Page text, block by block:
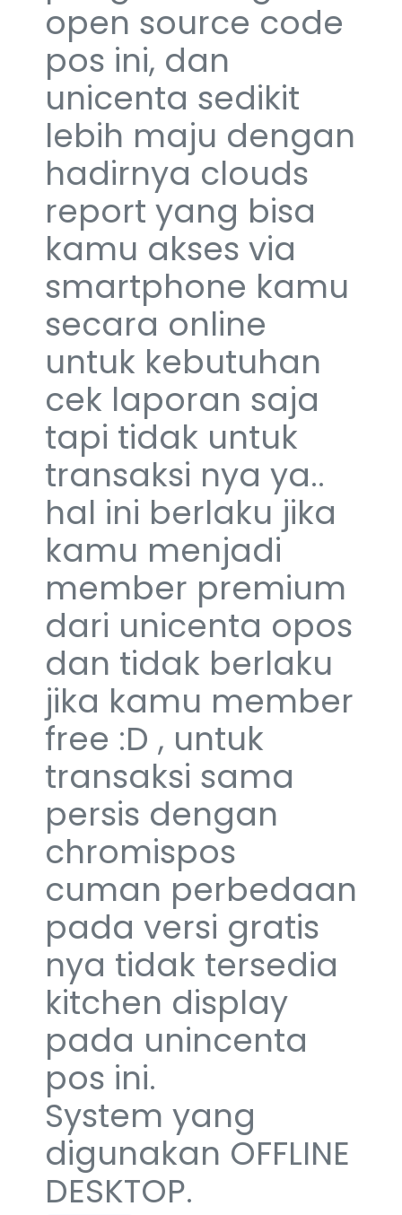
open source code
pos ini, dan
unicenta sedikit
lebih maju dengan
hadirnya clouds
report yang bisa
kamu akses via
smartphone kamu
secara online
untuk kebutuhan
cek laporan saja
tapi tidak untuk
transaksi nya ya..
hal ini berlaku jika
kamu menjadi
member premium
dari unicenta opos
dan tidak berlaku
jika kamu member
free :D , untuk
transaksi sama
persis dengan
chromispos
cuman perbedaan
pada versi gratis
nya tidak tersedia
kitchen display
pada unincenta
pos ini.
System yang
digunakan OFFLINE
DESKTOP.